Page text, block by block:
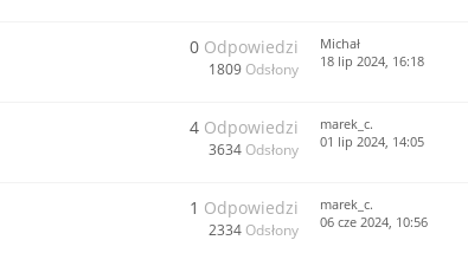
0 Odpowiedzi
1809 Odsłony
Michał
18 lip 2024, 16:18
4 Odpowiedzi
3634 Odsłony
marek_c.
01 lip 2024, 14:05
1 Odpowiedzi
2334 Odsłony
marek_c.
06 cze 2024, 10:56